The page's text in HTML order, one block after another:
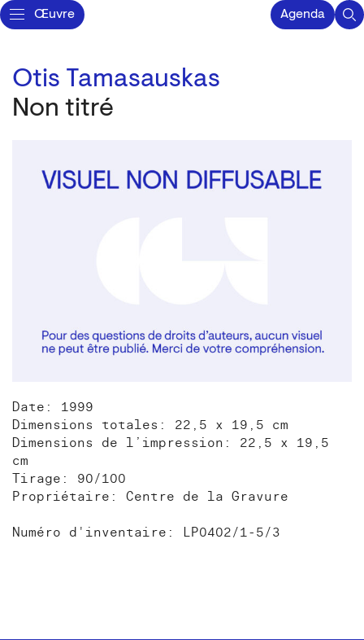
Œuvre Agenda
Otis Tamasauskas
Non titré
Date: 1999
Dimensions totales: 22,5 x 19,5 cm
Dimensions de l’impression: 22,5 x 19,5
cm
Tirage: 90/100
Propriétaire: Centre de la Gravure
Numéro d'inventaire: LP0402/1-5/3